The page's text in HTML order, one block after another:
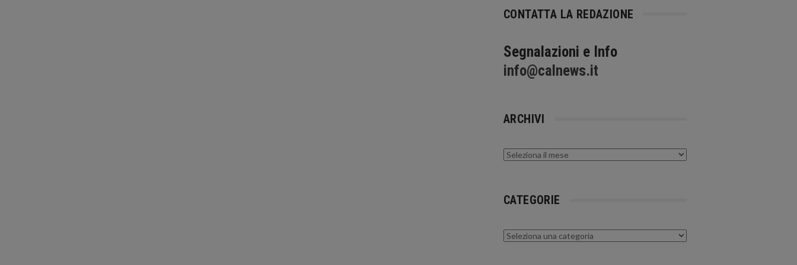
CONTATTA LA REDAZIONE
Segnalazioni e Info
info@calnews.it
ARCHIVI
Archivi
CATEGORIE
Categorie